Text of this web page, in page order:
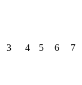
3 4 5 6 7